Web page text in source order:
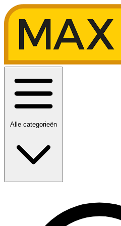
Alle categorieën